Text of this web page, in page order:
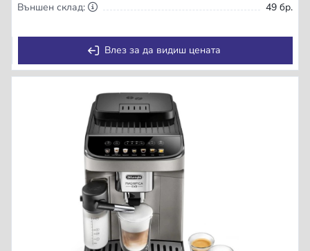
Външен склад:
49 бр.
Влез за да видиш цената